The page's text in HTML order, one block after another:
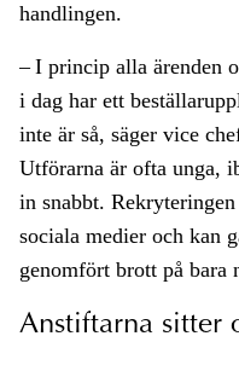
handlingen.
– I princip alla ärenden
i dag har ett
inte är så, säger vice
Utförarna är ofta unga,
in snabbt.
sociala medier och kan
genomfört brott på bara
Anstiftarna sitter